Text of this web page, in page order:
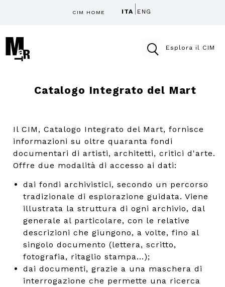
CIM HOME ITA ENG
Esplora il CIM
Catalogo Integrato del Mart
Il CIM, Catalogo Integrato del Mart, fornisce
informazioni su oltre quaranta fondi
documentari di artisti, architetti, critici d'arte.
Offre due modalità di accesso ai dati:
dai fondi archivistici, secondo un percorso
tradizionale di esplorazione guidata. Viene
illustrata la struttura di ogni archivio, dal
generale al particolare, con le relative
descrizioni che giungono, a volte, fino al
singolo documento (lettera, scritto,
fotografia, ritaglio stampa...);
dai documenti, grazie a una maschera di
interrogazione che permette una ricerca